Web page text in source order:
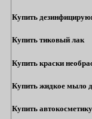
Купить
Купить тиковый лак
Купить краски
Купить жидкое мыло
Купить автокосметику